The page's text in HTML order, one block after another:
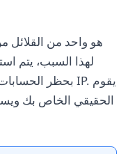
لهذا السبب، يتم